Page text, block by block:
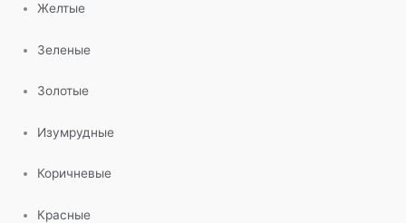
Желтые
Зеленые
Золотые
Изумрудные
Коричневые
Красные